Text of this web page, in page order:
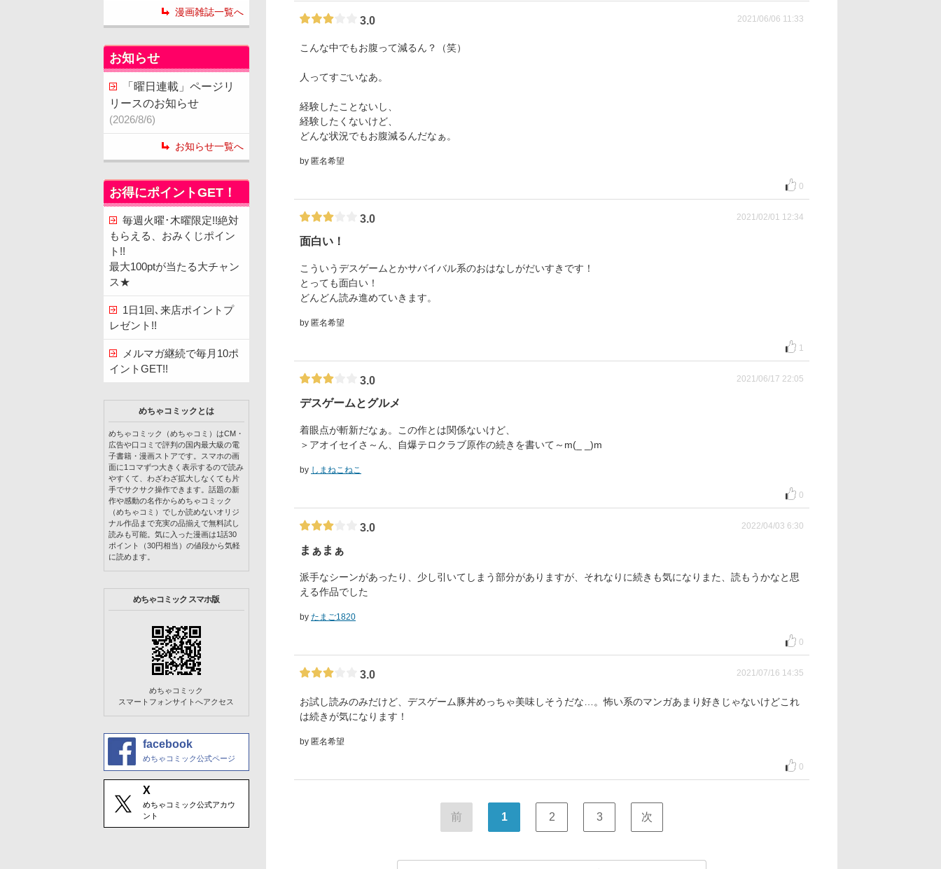
3.0 2021/06/06 11:33
こんな中でもお腹って減るん？（笑）
人ってすごいなあ。
経験したことないし、
経験したくないけど、
どんな状況でもお腹減るんだなぁ。
by 匿名希望
0
3.0 2021/02/01 12:34
面白い！
こういうデスゲームとかサバイバル系のおはなしがだいすきです！
とっても面白い！
どんどん読み進めていきます。
by 匿名希望
1
3.0 2021/06/17 22:05
デスゲームとグルメ
着眼点が斬新だなぁ。この作とは関係ないけど、
＞アオイセイさ～ん、自爆テロクラブ原作の続きを書いて～m(_ _)m
by しまねこねこ
0
3.0 2022/04/03 6:30
まぁまぁ
派手なシーンがあったり、少し引いてしまう部分がありますが、それなりに続きも気になりまた、読もうかなと思
える作品でした
by たまご1820
0
3.0 2021/07/16 14:35
お試し読みのみだけど、デスゲーム豚丼めっちゃ美味しそうだな…。怖い系のマンガあまり好きじゃないけどこれ
は続きが気になります！
by 匿名希望
0
前 1 2 3 次
漫画雑誌一覧へ
お知らせ
「曜日連載」ページリ
リースのお知らせ
(2026/8/6)
お知らせ一覧へ
お得にポイントGET！
毎週火曜･木曜限定!!絶対
もらえる、おみくじポイン
ト!!
最大100ptが当たる大チャン
ス★
1日1回､来店ポイントプ
レゼント!!
メルマガ継続で毎月10ポ
イントGET!!
めちゃコミックとは
めちゃコミック（めちゃコミ）はCM・
広告や口コミで評判の国内最大級の電
子書籍・漫画ストアです。スマホの画
面に1コマずつ大きく表示するので読み
やすくて、わざわざ拡大しなくても片
手でサクサク操作できます。話題の新
作や感動の名作からめちゃコミック
（めちゃコミ）でしか読めないオリジ
ナル作品まで充実の品揃えで無料試し
読みも可能。気に入った漫画は1話30
ポイント（30円相当）の値段から気軽
に読めます。
めちゃコミック スマホ版
めちゃコミック
スマートフォンサイトへアクセス
facebook
めちゃコミック公式ページ
X
めちゃコミック公式アカウ
ント